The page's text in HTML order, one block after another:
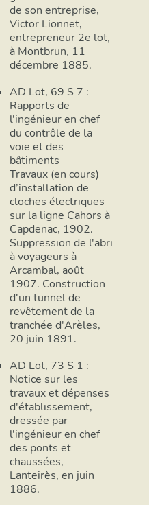
de son entreprise,
Victor Lionnet,
entrepreneur 2e lot,
à Montbrun, 11
décembre 1885.
AD Lot, 69 S 7 :
Rapports de
l'ingénieur en chef
du contrôle de la
voie et des
bâtiments
Travaux (en cours)
d’installation de
cloches électriques
sur la ligne Cahors à
Capdenac, 1902.
Suppression de l'abri
à voyageurs à
Arcambal, août
1907. Construction
d'un tunnel de
revêtement de la
tranchée d'Arèles,
20 juin 1891.
AD Lot, 73 S 1 :
Notice sur les
travaux et dépenses
d'établissement,
dressée par
l'ingénieur en chef
des ponts et
chaussées,
Lanteirès, en juin
1886.